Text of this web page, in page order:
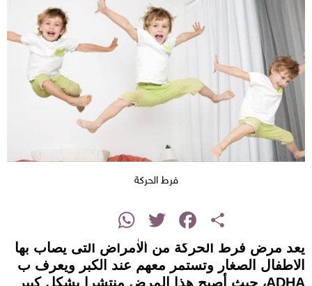
فرط الحركة
Share
Facebook
Twitter
WhatsApp
يعد مرض فرط الحركة من الأمراض التى يصاب بها
الاطفال الصغار وتستمر معهم عند الكبر ويعرف ب
ADHA، حيث أصبح هذا المرض منتشرا بشكل كبير